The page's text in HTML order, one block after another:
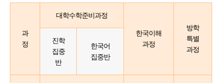
유학자료
현지 교육제도 소개
행사사진Português
과
정
대학수학준비과정
한국이해
과정
방학
특별
과정
진학
집중
반
한국어
집중반